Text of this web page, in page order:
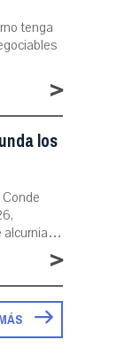
tenga
>
los
alcurnia…
>